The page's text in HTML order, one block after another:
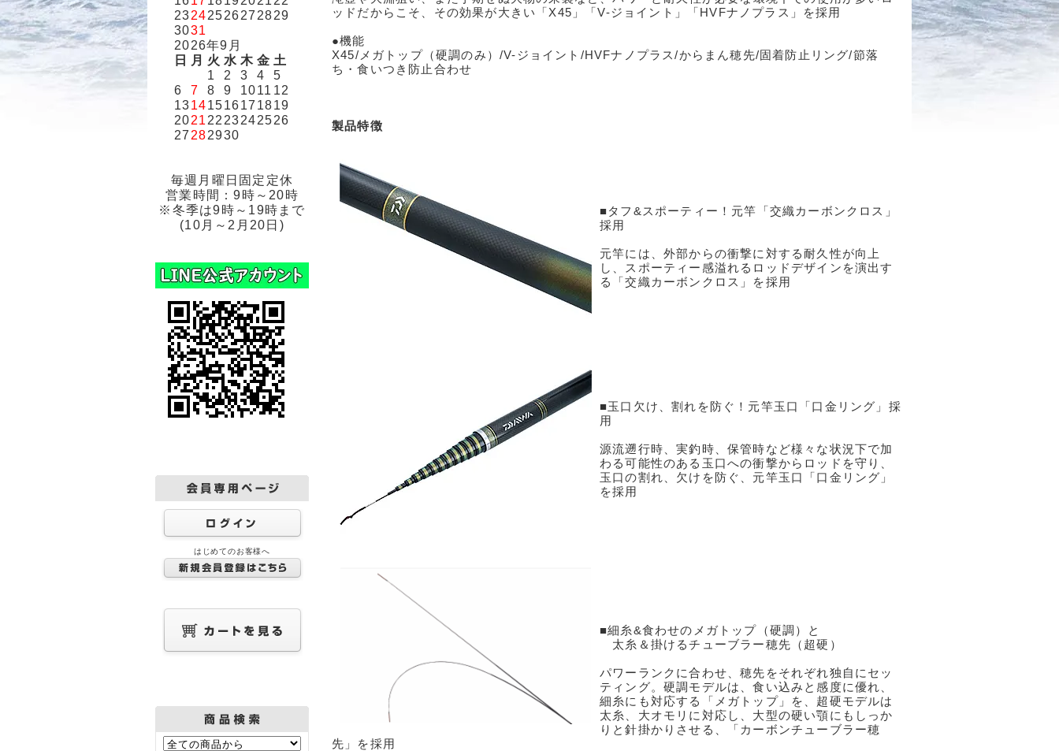
2324252627 2829
3031
2026年9月
日
月 火 水 木 金 土
1
2 3 4
5
6
7 8 9 1011 12
1314151617 1819
2021 22 23242526
27 282930
毎週月曜日固定定休
営業時間：9時～20時
※冬季は9時～19時まで
(10月～2月20日)
はじめてのお客様へ
ッドだからこそ、その効果が大きい「X45」「V-ジョイント」「HVFナノプラス」を採用
●機能
X45/メガトップ（硬調のみ）/V-ジョイント/HVFナノプラス/からまん穂先/固着防止リング/節落
ち・食いつき防止合わせ
製品特徴
■タフ&スポーティー！元竿「交織カーボンクロス」
採用
元竿には、外部からの衝撃に対する耐久性が向上
し、スポーティー感溢れるロッドデザインを演出す
る「交織カーボンクロス」を採用
■玉口欠け、割れを防ぐ！元竿玉口「口金リング」採
用
源流遡行時、実釣時、保管時など様々な状況下で加
わる可能性のある玉口への衝撃からロッドを守り、
玉口の割れ、欠けを防ぐ、元竿玉口「口金リング」
を採用
■細糸&食わせのメガトップ（硬調）と
太糸＆掛けるチューブラー穂先（超硬）
パワーランクに合わせ、穂先をそれぞれ独自にセッ
ティング。硬調モデルは、食い込みと感度に優れ、
細糸にも対応する「メガトップ」を、超硬モデルは
太糸、大オモリに対応し、大型の硬い顎にもしっか
りと針掛かりさせる、「カーボンチューブラー穂
先」を採用